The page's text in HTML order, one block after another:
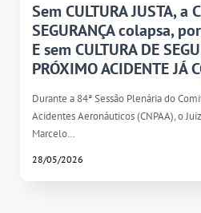
Sem CULTURA JUSTA, a
SEGURANÇA colapsa,
E sem CULTURA DE
PRÓXIMO ACIDENTE JÁ
Durante a 84ª Sessão Plenária do
Acidentes Aeronáuticos (CNPAA), o
Marcelo…
28/05/2026